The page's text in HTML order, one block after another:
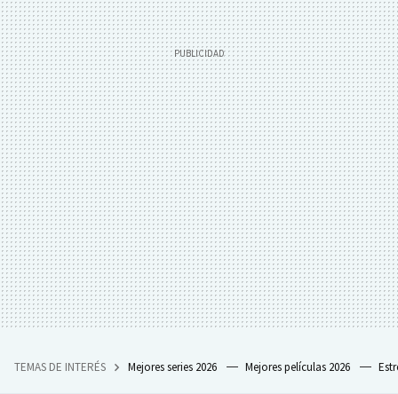
TEMAS DE INTERÉS Mejores series 2026 Mejores películas 2026